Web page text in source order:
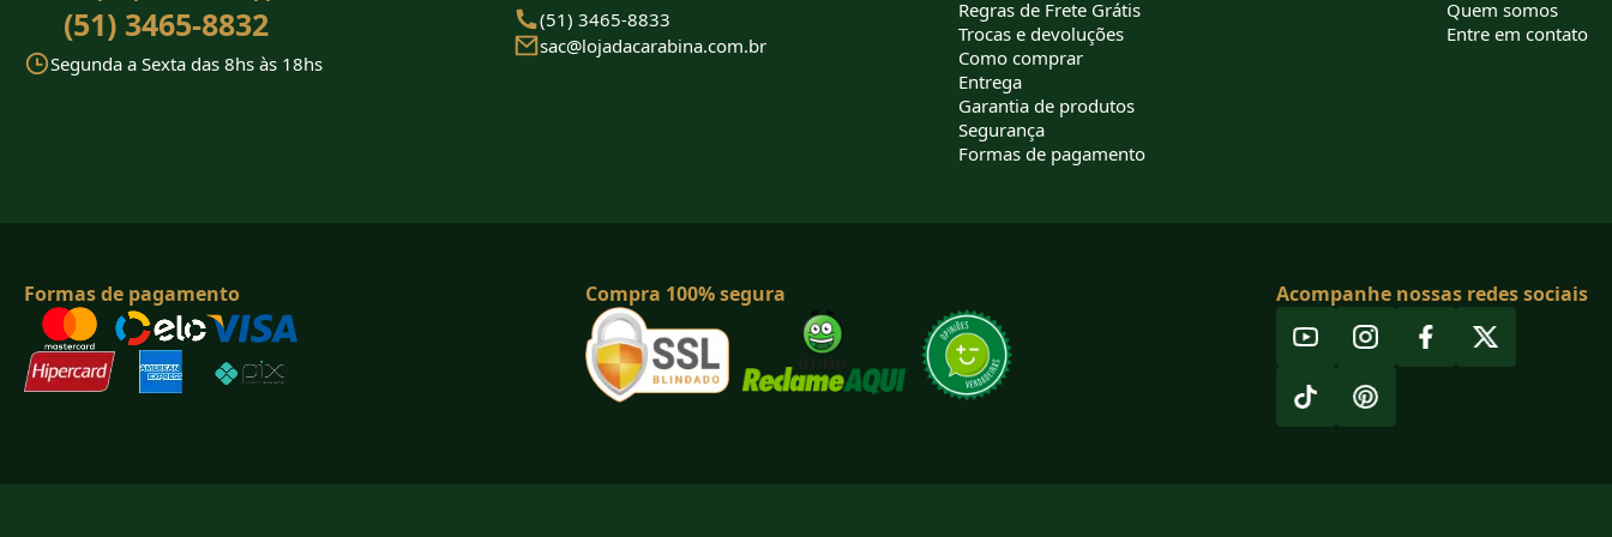
(51) 3465-8832
Segunda a Sexta das 8hs às 18hs
(51) 3465-8833
sac@lojadacarabina.com.br
Regras de Frete Grátis
Trocas e devoluções
Como comprar
Entrega
Garantia de produtos
Segurança
Formas de pagamento
Quem somos
Entre em contato
Formas de pagamento Compra 100% segura Acompanhe nossas redes sociais